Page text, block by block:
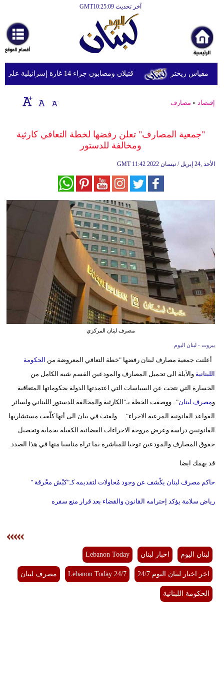
آخر تحديث GMT10:25:09
أخبارعاجلة
رياضة
ثقافة
إقتصاد
وموسيقى
سياحة
وسفر
ديكور
إسلامية
علوم
وتكنولوجيا
بيئة
قتيلان ومصابون جراء 14 غارة إسرائيلية على شرق وجنوب لبنان
إقتصاد » مصارف
"جمعية المصارف" تعلن رفضها لخطة التعافي كارثية
ومخالفة للدستور
GMT 11:42 2022 الأحد ,24 إبريل / نيسان
مصرف لبنان المركزي
بيروت - لبنان اليوم
أعلنت جمعية مصارف لبنان رفضها "خطة التعافي المعروضة من الحكومة
اللبنانيةوالآيلة الى تحميل المصارف والمودعين القسم شبه الكامل من
الخسارة التي نتجت عن السياسات التي اعتمدتها الدولة بحكوماتها المتعاقبة
ومصرف لبنان". ووصفت الخطة بـ"الكارثية والمخالفة للدستور اللبناني ولسائر
القواعد القانونية المرعية الاجراء". ولفتت في بيان الى أنها كلّفت مستشاريها
القانونيين دراسة وعرض مروحة الاجراءات القضائية الكفيلة بحماية وتحصيل
حقوق المصارف والمودعين توخيا للمباشرة بما تراه مناسبا منها في هذا الصدد.
قد يهمك ايضا
حاكم مصرف لبنان يكْشف عن وجود مُحاولات لتقديمه كـ"كبْش محْرقة "
رياض سلامة يؤكد إحترامه القانون والقضاء بعد قرار منع سفره
لبنان اليوم اخبار لبنان Lebanon Today
اخر اخبار لبنان اليوم 24/7 Lebanon Today 24/7 مصرف لبنان
الحكومة اللبنانية